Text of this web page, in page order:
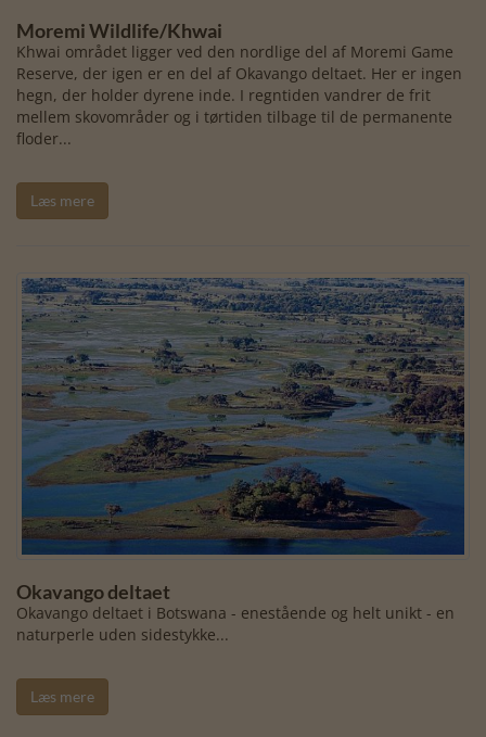
Moremi Wildlife/Khwai
Khwai området ligger ved den nordlige del af Moremi Game
Reserve, der igen er en del af Okavango deltaet. Her er ingen
hegn, der holder dyrene inde. I regntiden vandrer de frit
mellem skovområder og i tørtiden tilbage til de permanente
floder...
Læs mere
Okavango deltaet
Okavango deltaet i Botswana - enestående og helt unikt - en
naturperle uden sidestykke...
Læs mere